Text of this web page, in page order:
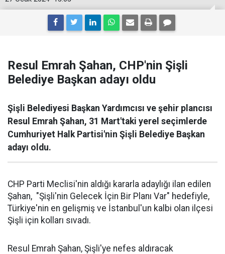
Resul Emrah Şahan, CHP'nin Şişli
Belediye Başkan adayı oldu
Şişli Belediyesi Başkan Yardımcısı ve şehir plancısı
Resul Emrah Şahan, 31 Mart'taki yerel seçimlerde
Cumhuriyet Halk Partisi'nin Şişli Belediye Başkan
adayı oldu.
CHP Parti Meclisi'nin aldığı kararla adaylığı ilan edilen
Şahan, "Şişli'nin Gelecek İçin Bir Planı Var" hedefiyle,
Türkiye'nin en gelişmiş ve İstanbul'un kalbi olan ilçesi
Şişli için kolları sıvadı.
Resul Emrah Şahan, Şişli'ye nefes aldıracak